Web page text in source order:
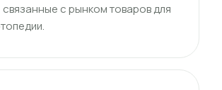
с рынком товаров для